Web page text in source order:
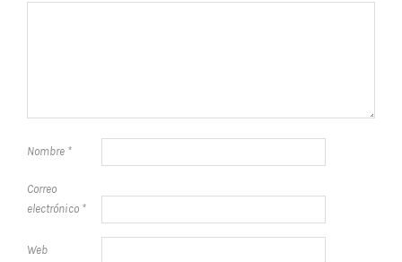
Nombre *
Correo
electrónico *
Web